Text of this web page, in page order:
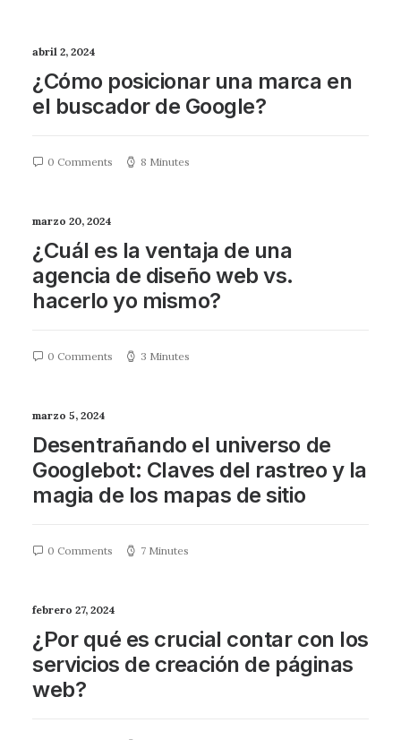
abril 2, 2024
¿Cómo posicionar una marca en
el buscador de Google?
0 Comments 8 Minutes
marzo 20, 2024
¿Cuál es la ventaja de una
agencia de diseño web vs.
hacerlo yo mismo?
0 Comments 3 Minutes
marzo 5, 2024
Desentrañando el universo de
Googlebot: Claves del rastreo y la
magia de los mapas de sitio
0 Comments 7 Minutes
febrero 27, 2024
¿Por qué es crucial contar con los
servicios de creación de páginas
web?